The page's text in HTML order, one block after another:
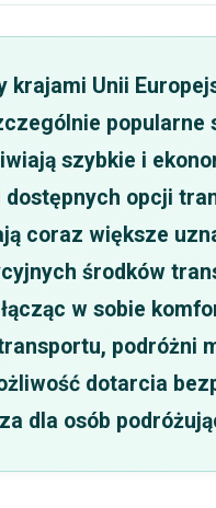
krajami Unii
popularne
szybkie i
dostępnych opcji
coraz większe
środków
w sobie
podróżni
dotarcia
dla osób